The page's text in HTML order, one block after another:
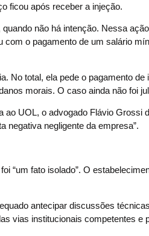
ficou após receber a injeção.
não há intenção. Nessa
o pagamento de um salário
No total, ela pede o pagamento de
morais. O caso ainda não foi
UOL, o advogado Flávio Grossi
negativa negligente da empresa”.
“um fato isolado”. O
antecipar discussões
vias institucionais competentes e